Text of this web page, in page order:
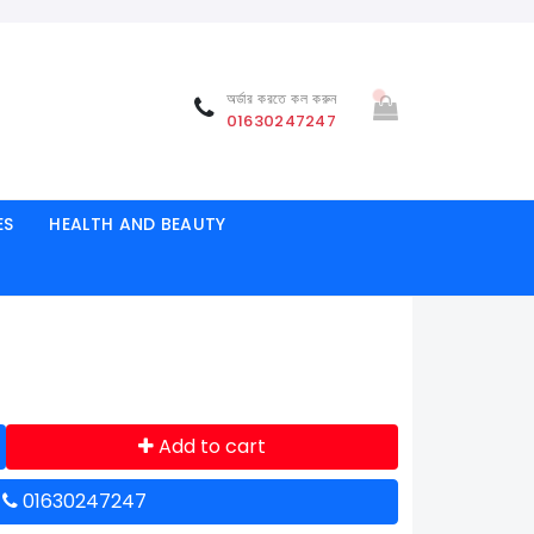
অর্ডার করতে কল করুন
01630247247
HEALTH AND BEAUTY
Add to cart
01630247247